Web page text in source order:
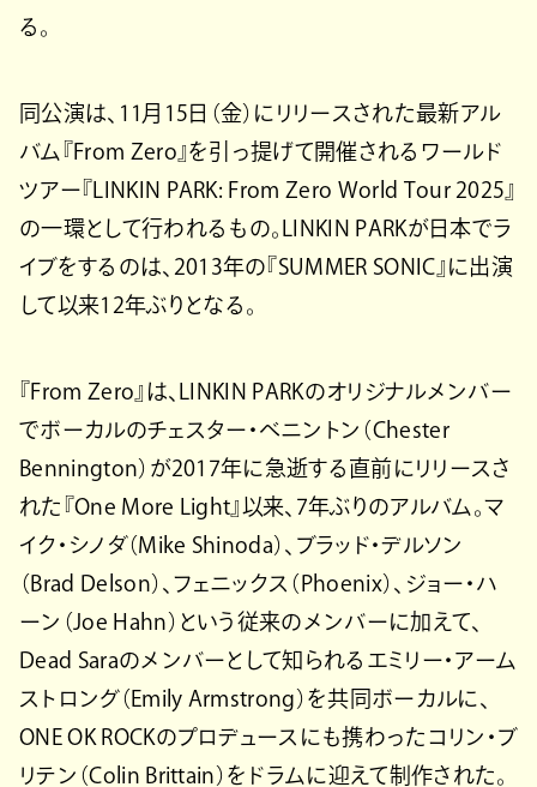
る。
同公演は、11月15日（金）にリリースされた最新アル
バム『From Zero』を引っ提げて開催されるワールド
ツアー『LINKIN PARK: From Zero World Tour 2025』
の一環として行われるもの。LINKIN PARKが日本でラ
イブをするのは、2013年の『SUMMER SONIC』に出演
して以来12年ぶりとなる。
『From Zero』は、LINKIN PARKのオリジナルメンバー
でボーカルのチェスター・ベニントン（Chester
Bennington）が2017年に急逝する直前にリリースさ
れた『One More Light』以来、7年ぶりのアルバム。マ
イク・シノダ（Mike Shinoda）、ブラッド・デルソン
（Brad Delson）、フェニックス（Phoenix）、ジョー・ハ
ーン（Joe Hahn）という従来のメンバーに加えて、
Dead Saraのメンバーとして知られるエミリー・アーム
ストロング（Emily Armstrong）を共同ボーカルに、
ONE OK ROCKのプロデュースにも携わったコリン・ブ
リテン（Colin Brittain）をドラムに迎えて制作された。